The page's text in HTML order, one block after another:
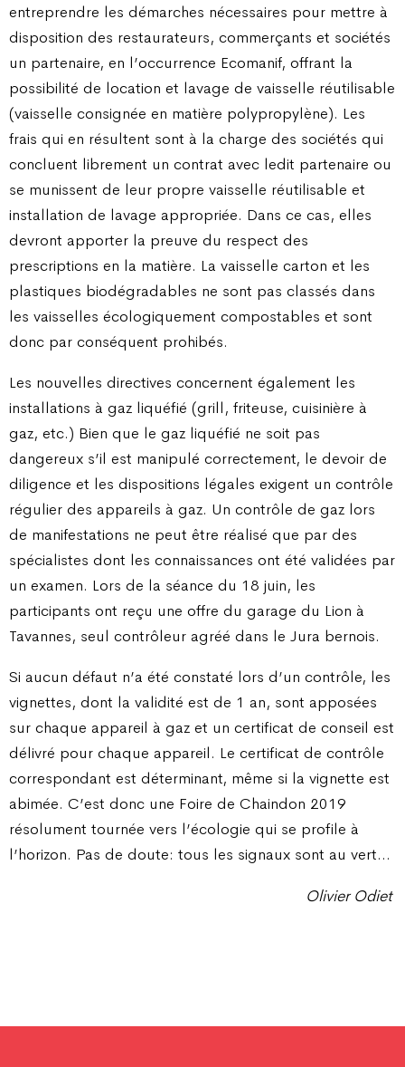
entreprendre les démarches nécessaires pour mettre à
disposition des restaurateurs, commerçants et sociétés
un partenaire, en l’occurrence Ecomanif, offrant la
possibilité de location et lavage de vaisselle réutilisable
(vaisselle consignée en matière polypropylène). Les
frais qui en résultent sont à la charge des sociétés qui
concluent librement un contrat avec ledit partenaire ou
se munissent de leur propre vaisselle réutilisable et
installation de lavage appropriée. Dans ce cas, elles
devront apporter la preuve du respect des
prescriptions en la matière. La vaisselle carton et les
plastiques biodégradables ne sont pas classés dans
les vaisselles écologiquement compostables et sont
donc par conséquent prohibés.
Les nouvelles directives concernent également les
installations à gaz liquéfié (grill, friteuse, cuisinière à
gaz, etc.) Bien que le gaz liquéfié ne soit pas
dangereux s’il est manipulé correctement, le devoir de
diligence et les dispositions légales exigent un contrôle
régulier des appareils à gaz. Un contrôle de gaz lors
de manifestations ne peut être réalisé que par des
spécialistes dont les connaissances ont été validées par
un examen. Lors de la séance du 18 juin, les
participants ont reçu une offre du garage du Lion à
Tavannes, seul contrôleur agréé dans le Jura bernois.
Si aucun défaut n’a été constaté lors d’un contrôle, les
vignettes, dont la validité est de 1 an, sont apposées
sur chaque appareil à gaz et un certificat de conseil est
délivré pour chaque appareil. Le certificat de contrôle
correspondant est déterminant, même si la vignette est
abimée. C’est donc une Foire de Chaindon 2019
résolument tournée vers l’écologie qui se profile à
l’horizon. Pas de doute: tous les signaux sont au vert…
Olivier Odiet